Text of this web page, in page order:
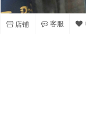
店铺 客服